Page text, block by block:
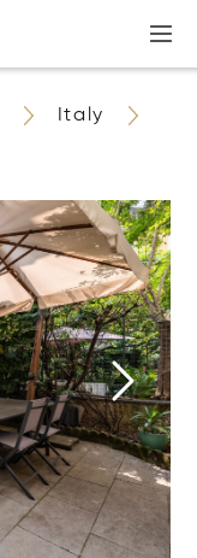
Italy